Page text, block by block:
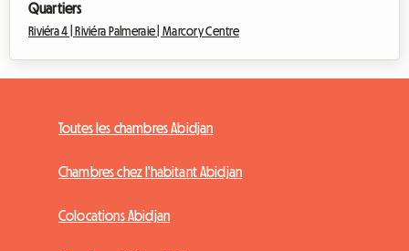
Quartiers
Riviéra 4 | Riviéra Palmeraie | Marcory Centre
Toutes les chambres Abidjan
Chambres chez l'habitant Abidjan
Colocations Abidjan